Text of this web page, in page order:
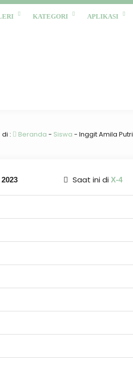
KATEGORI APLIKASI
: Beranda - Siswa - Inggit Amila Putri
Saat ini di X-4